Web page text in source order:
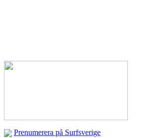
Prenumerera på Surfsverige